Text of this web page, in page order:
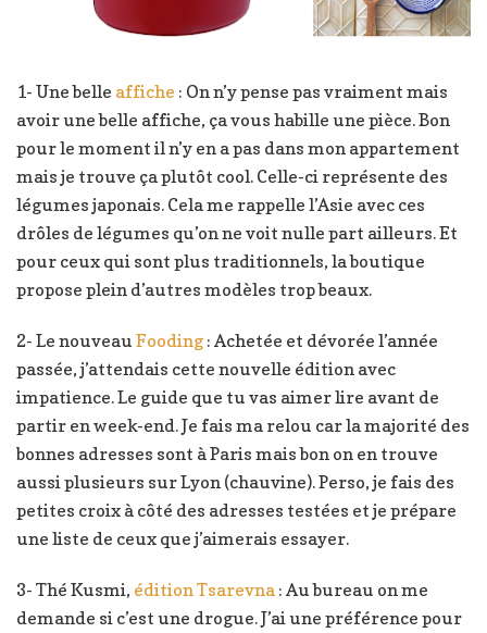
1- Une belle affiche : On n’y pense pas vraiment mais
avoir une belle affiche, ça vous habille une pièce. Bon
pour le moment il n’y en a pas dans mon appartement
mais je trouve ça plutôt cool. Celle-ci représente des
légumes japonais. Cela me rappelle l’Asie avec ces
drôles de légumes qu’on ne voit nulle part ailleurs. Et
pour ceux qui sont plus traditionnels, la boutique
propose plein d’autres modèles trop beaux.
2- Le nouveau Fooding: Achetée et dévorée l’année
passée, j’attendais cette nouvelle édition avec
impatience. Le guide que tu vas aimer lire avant de
partir en week-end. Je fais ma relou car la majorité des
bonnes adresses sont à Paris mais bon on en trouve
aussi plusieurs sur Lyon (chauvine). Perso, je fais des
petites croix à côté des adresses testées et je prépare
une liste de ceux que j’aimerais essayer.
3- Thé Kusmi, édition Tsarevna : Au bureau on me
demande si c’est une drogue. J’ai une préférence pour